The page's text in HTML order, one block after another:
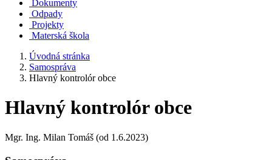
Dokumenty
Odpady
Projekty
Materská škola
Úvodná stránka
Samospráva
Hlavný kontrolór obce
Hlavný kontrolór obce
Mgr. Ing. Milan Tomáš (od 1.6.2023)